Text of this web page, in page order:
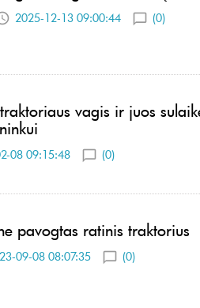
2025-12-13 09:00:44 (0)
vagis ir juos
08 09:15:48 (0)
pavogtas ratinis traktorius
09-08 08:07:35 (0)